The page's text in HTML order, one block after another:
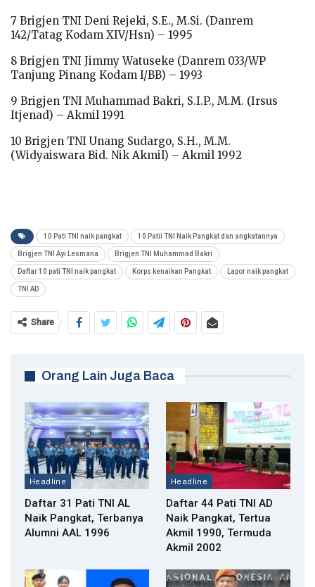
7 Brigjen TNI Deni Rejeki, S.E., M.Si. (Danrem
142/Tatag Kodam XIV/Hsn) – 1995
8 Brigjen TNI Jimmy Watuseke (Danrem 033/WP
Tanjung Pinang Kodam I/BB) – 1993
9 Brigjen TNI Muhammad Bakri, S.I.P., M.M. (Irsus
Itjenad) – Akmil 1991
10 Brigjen TNI Unang Sudargo, S.H., M.M.
(Widyaiswara Bid. Nik Akmil) – Akmil 1992
10 Pati TNI naik pangkat 10 Patii TNI Naik Pangkat dan angkatannya
Brigjen TNI Ayi Lesmana Brigjen TNI Muhammad Bakri
Daftar 10 pati TNI naik pangkat Korps kenaikan Pangkat Lapor naik pangkat
TNI AD
Share
Orang Lain Juga Baca
Headline
Daftar 31 Pati TNI AL
Naik Pangkat, Terbanya
Alumni AAL 1996
Headline
Daftar 44 Pati TNI AD
Naik Pangkat, Tertua
Akmil 1990, Termuda
Akmil 2002